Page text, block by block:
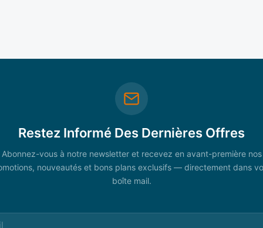
Restez Informé Des Dernières Offres
Abonnez-vous à notre newsletter et recevez en avant-première nos
nouveautés et bons plans exclusifs — directement dans
boîte mail.